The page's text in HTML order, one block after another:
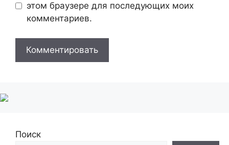
этом браузере для последующих моих
комментариев.
Поиск